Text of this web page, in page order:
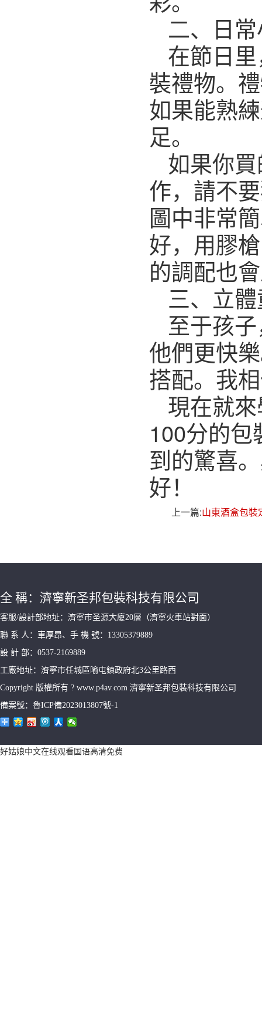
二、日
在節日
裝禮物。
如果能熟
足。
如果你
作，請不
圖中非常
好，用膠
的調配也
三、立
至于孩
他們更快
搭配。我
現在就
100分的
到的驚喜
好！
上一篇:山東酒盒包裝
全 稱：濟寧新圣邦包裝科技有限公司
客服/設計部地址：濟寧市圣源大廈20層（濟寧火車站對面）
聯 系 人：車厚昂、手 機 號：13305379889
設 計 部：0537-2169889
工廠地址：濟寧市任城區喻屯鎮政府北3公里路西
Copyright 版權所有 ? www.p4av.com 濟寧新圣邦包裝科技有限公司
備案號：魯ICP備2023013807號-1
好姑娘中文在线观看国语高清免费